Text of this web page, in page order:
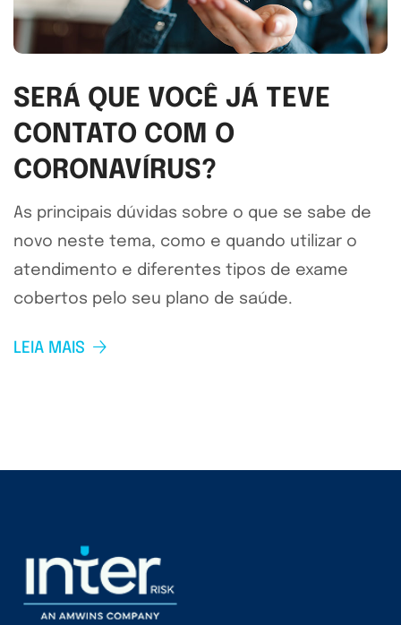
SERÁ QUE VOCÊ JÁ TEVE
CONTATO COM O
CORONAVÍRUS?
As principais dúvidas sobre o que se sabe de
novo neste tema, como e quando utilizar o
atendimento e diferentes tipos de exame
cobertos pelo seu plano de saúde.
LEIA MAIS